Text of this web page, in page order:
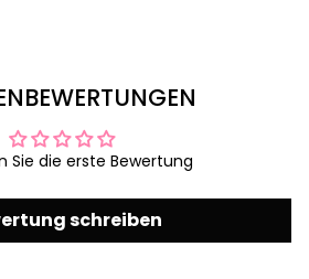
Sie die erste Bewertung
schreiben